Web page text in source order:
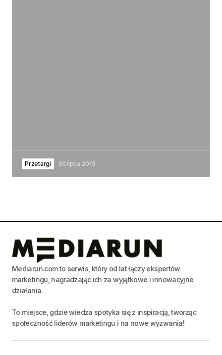
Przetargi 30 lipca 2015
Mediarun.com to serwis, który od lat łączy ekspertów
marketingu, nagradzając ich za wyjątkowe i innowacyjne
działania.
To miejsce, gdzie wiedza spotyka się z inspiracją, tworząc
społeczność liderów marketingu i na nowe wyzwania!